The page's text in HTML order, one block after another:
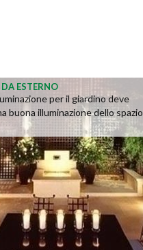
ESTERNO
per il giardino deve
buona illuminazione dello spazio